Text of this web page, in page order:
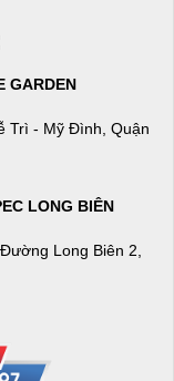
GARDEN
Trì - Mỹ Đình, Quận
LONG BIÊN
Long Biên 2,